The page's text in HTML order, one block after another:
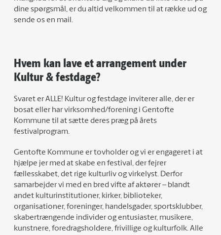
dine spørgsmål, er du altid velkommen til at række ud og
sende os en mail.
Hvem kan lave et arrangement under
Kultur & festdage?
Svaret er ALLE! Kultur og festdage inviterer alle, der er
bosat eller har virksomhed/forening i Gentofte
Kommune til at sætte deres præg på årets
festivalprogram.
Gentofte Kommune er tovholder og vi er engageret i at
hjælpe jer med at skabe en festival, der fejrer
fællesskabet, det rige kulturliv og virkelyst. Derfor
samarbejder vi med en bred vifte af aktører – blandt
andet kulturinstitutioner, kirker, biblioteker,
organisationer, foreninger, handelsgader, sportsklubber,
skabertrængende individer og entusiaster, musikere,
kunstnere, foredragsholdere, frivillige og kulturfolk. Alle